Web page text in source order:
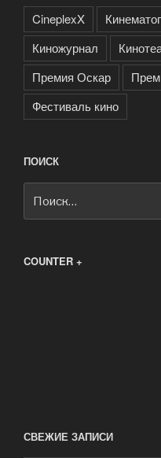
CineplexX
Киножурнал
Премия Оскар
Фестиваль кино
ПОИСК
COUNTER +
СВЕЖИЕ ЗАПИСИ